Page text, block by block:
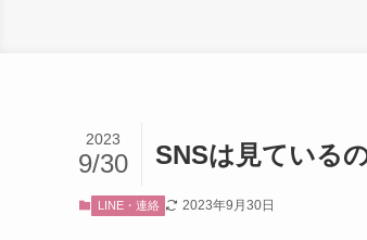
SNSは見ている
2023
9/30
LINE・連絡 2023年9月30日